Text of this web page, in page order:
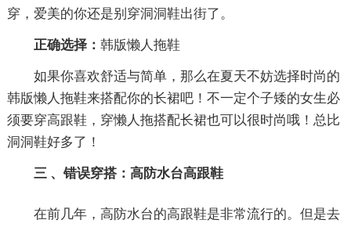
穿，爱美的你还是别穿洞洞鞋出街了。
正确选择： 韩版懒人拖鞋
如果你喜欢舒适与简单，那么在夏天不妨选择时尚的
韩版懒人拖鞋来搭配你的长裙吧！不一定个子矮的女生必
须要穿高跟鞋，穿懒人拖搭配长裙也可以很时尚哦！总比
洞洞鞋好多了！
三 、错误穿搭：高防水台高跟鞋
在前几年，高防水台的高跟鞋是非常流行的。但是去